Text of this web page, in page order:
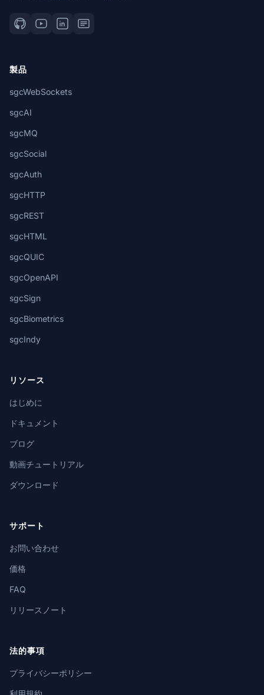
製品
sgcWebSockets
sgcAI
sgcMQ
sgcSocial
sgcAuth
sgcHTTP
sgcREST
sgcHTML
sgcQUIC
sgcOpenAPI
sgcSign
sgcBiometrics
sgcIndy
リソース
はじめに
ドキュメント
ブログ
動画チュートリアル
ダウンロード
サポート
お問い合わせ
価格
FAQ
リリースノート
法的事項
プライバシーポリシー